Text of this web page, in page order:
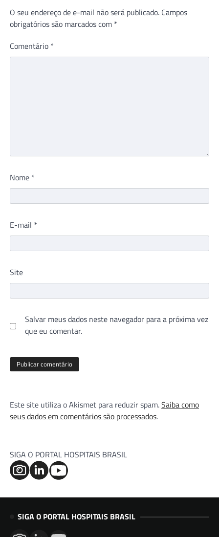
O seu endereço de e-mail não será publicado. Campos
obrigatórios são marcados com *
Comentário *
Nome *
E-mail *
Site
Salvar meus dados neste navegador para a próxima vez
que eu comentar.
Este site utiliza o Akismet para reduzir spam.Saiba como
seus dados em comentários são processados.
SIGA O PORTAL HOSPITAIS BRASIL
SIGA O PORTAL HOSPITAIS BRASIL